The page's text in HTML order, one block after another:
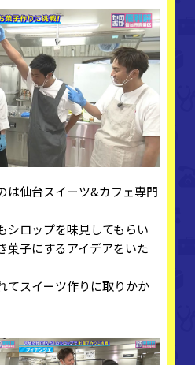
は仙台スイーツ&カフェ専門
シロップを味見してもらい
菓子にするアイデアをいた
てスイーツ作りに取りかか